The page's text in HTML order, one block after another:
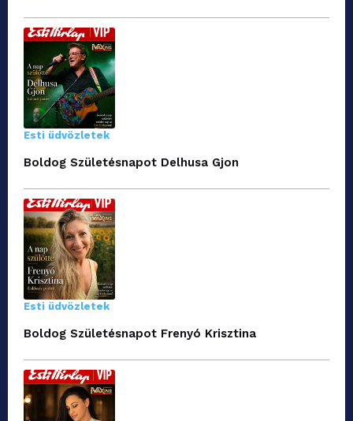
Esti üdvözletek
Boldog Születésnapot Delhusa Gjon
Esti üdvözletek
Boldog Születésnapot Frenyó Krisztina